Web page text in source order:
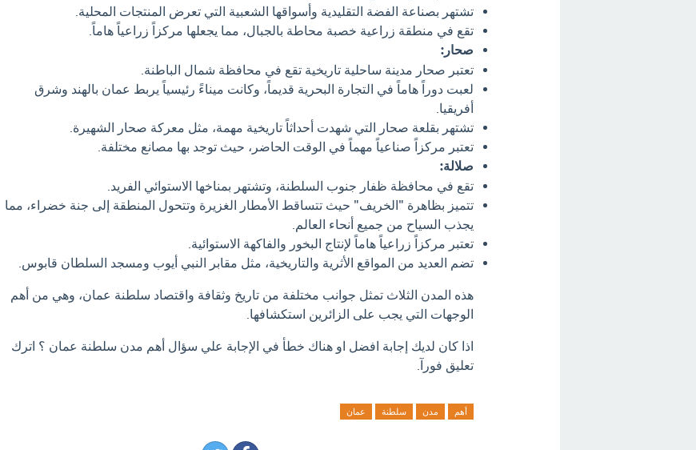
تشتهر بصناعة الفضة التقليدية وأسواقها الشعبية التي تعرض المنتجات المحلية.
تقع في منطقة زراعية خصبة محاطة بالجبال، مما يجعلها مركزاً زراعياً هاماً.
صحار:
تعتبر صحار مدينة ساحلية تاريخية تقع في محافظة شمال الباطنة.
لعبت دوراً هاماً في التجارة البحرية قديماً، وكانت ميناءً رئيسياً يربط عمان بالهند وشرق
أفريقيا.
تشتهر بقلعة صحار التي شهدت أحداثاً تاريخية مهمة، مثل معركة صحار الشهيرة.
تعتبر مركزاً صناعياً مهماً في الوقت الحاضر، حيث توجد بها مصانع مختلفة.
صلالة:
تقع في محافظة ظفار جنوب السلطنة، وتشتهر بمناخها الاستوائي الفريد.
تتميز بظاهرة "الخريف" حيث تتساقط الأمطار الغزيرة وتتحول المنطقة إلى جنة خضراء، مما
يجذب السياح من جميع أنحاء العالم.
تعتبر مركزاً زراعياً هاماً لإنتاج البخور والفاكهة الاستوائية.
تضم العديد من المواقع الأثرية والتاريخية، مثل مقابر النبي أيوب ومسجد السلطان قابوس.
هذه المدن الثلاث تمثل جوانب مختلفة من تاريخ وثقافة واقتصاد سلطنة عمان، وهي من أهم
الوجهات التي يجب على الزائرين استكشافها.
اذا كان لديك إجابة افضل او هناك خطأ في الإجابة علي سؤال أهم مدن سلطنة عمان ؟ اترك
تعليق فورآ.
أهم مدن سلطنة عمان